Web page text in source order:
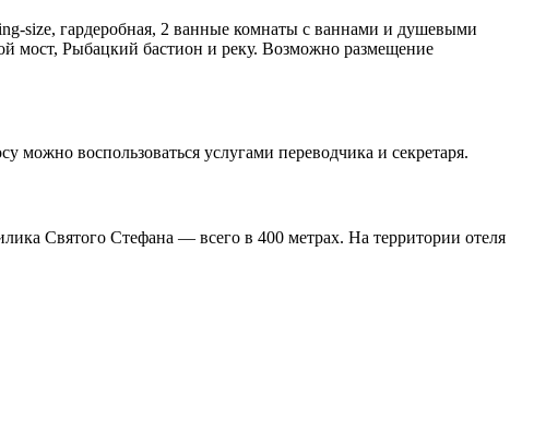
size, гардеробная, 2 ванные комнаты с ваннами и душевыми
мост, Рыбацкий бастион и реку. Возможно размещение
можно воспользоваться услугами переводчика и секретаря.
Святого Стефана — всего в 400 метрах. На территории отеля